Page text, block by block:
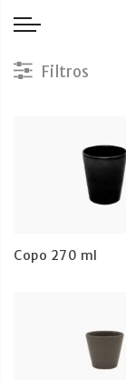
Copo 270 ml